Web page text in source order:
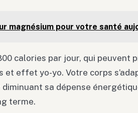
magnésium pour votre santé
calories par jour, qui peuvent
effet yo-yo. Votre corps
sa dépense
terme.